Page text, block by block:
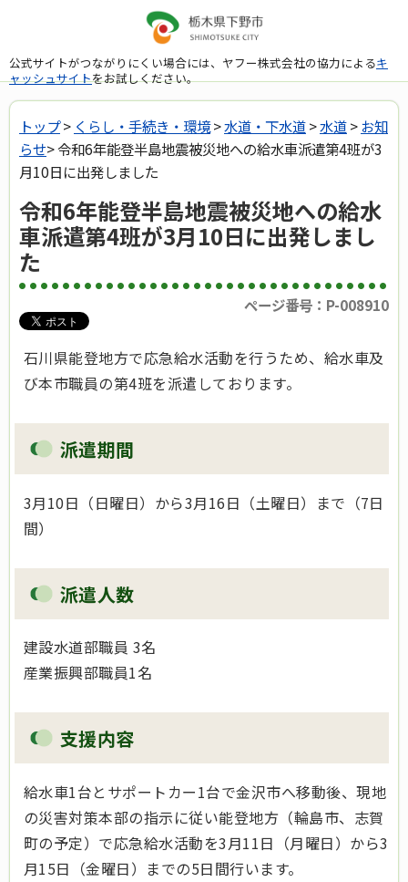
公式サイトがつながりにくい場合には、ヤフー株式会社の協力によるキ
ャッシュサイトをお試しください。
トップ> くらし・手続き・環境>水道・下水道>水道>お知
らせ> 令和6年能登半島地震被災地への給水車派遣第4班が3
月10日に出発しました
令和6年能登半島地震被災地への給水
車派遣第4班が3月10日に出発しまし
た
ページ番号：P-008910
石川県能登地方で応急給水活動を行うため、給水車及
び本市職員の第4班を派遣しております。
派遣期間
3月10日（日曜日）から3月16日（土曜日）まで（7日
間）
派遣人数
建設水道部職員 3名
産業振興部職員1名
支援内容
給水車1台とサポートカー1台で金沢市へ移動後、現地
の災害対策本部の指示に従い能登地方（輪島市、志賀
町の予定）で応急給水活動を3月11日（月曜日）から3
月15日（金曜日）までの5日間行います。